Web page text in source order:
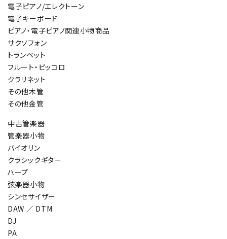
電子ピアノ/エレクトーン
電子キーボード
ピアノ・電子ピアノ関連小物商品
サクソフォン
トランペット
フルート・ピッコロ
クラリネット
その他木管
その他金管
中古管楽器
管楽器小物
バイオリン
クラシックギター
ハープ
弦楽器小物
シンセサイザー
DAW ／ DTM
DJ
PA